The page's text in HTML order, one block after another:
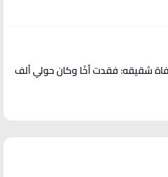
شقيقه: فقدت أخًا وكان حولي ألف